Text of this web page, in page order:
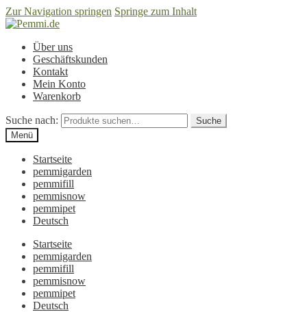
Zur Navigation springen Springe zum Inhalt
Über uns
Geschäftskunden
Kontakt
Mein Konto
Warenkorb
Suche nach:
Suche
Menü
Startseite
pemmigarden
pemmifill
pemmisnow
pemmipet
Deutsch
Startseite
pemmigarden
pemmifill
pemmisnow
pemmipet
Deutsch